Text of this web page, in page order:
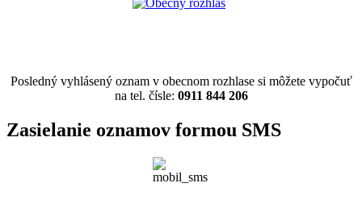
Posledný vyhlásený oznam v obecnom rozhlase si môžete vypočuť
na tel. čísle: 0911 844 206
Zasielanie oznamov formou SMS